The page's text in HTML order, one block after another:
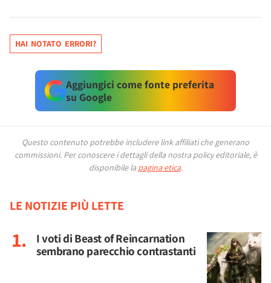
HAI NOTATO ERRORI?
Aggiungici come fonte preferita
su Google
Questo contenuto potrebbe includere link affiliati che generano
commissioni. Per conoscere i dettagli della nostra policy editoriale, è
disponibile la pagina etica.
LE NOTIZIE PIÙ LETTE
I voti di Beast of Reincarnation
sembrano parecchio contrastanti